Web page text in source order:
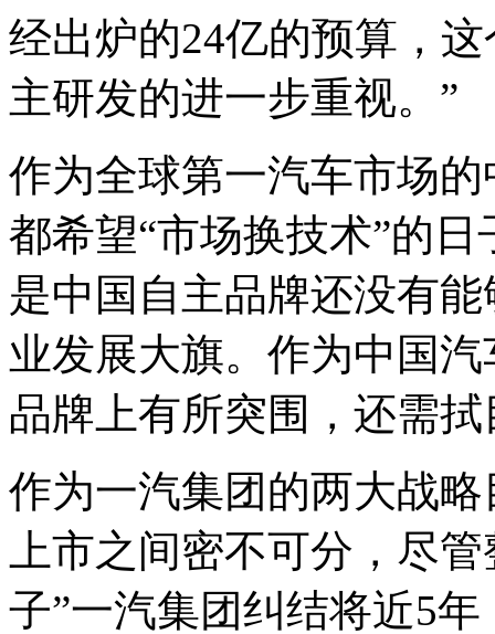
经出炉的24亿的预算，
主研发的进一步重视。”
作为全球第一汽车市场
都希望“市场换技术”的
是中国自主品牌还没有
业发展大旗。作为中国
品牌上有所突围，还需
作为一汽集团的两大战
上市之间密不可分，尽
子”一汽集团纠结将近5